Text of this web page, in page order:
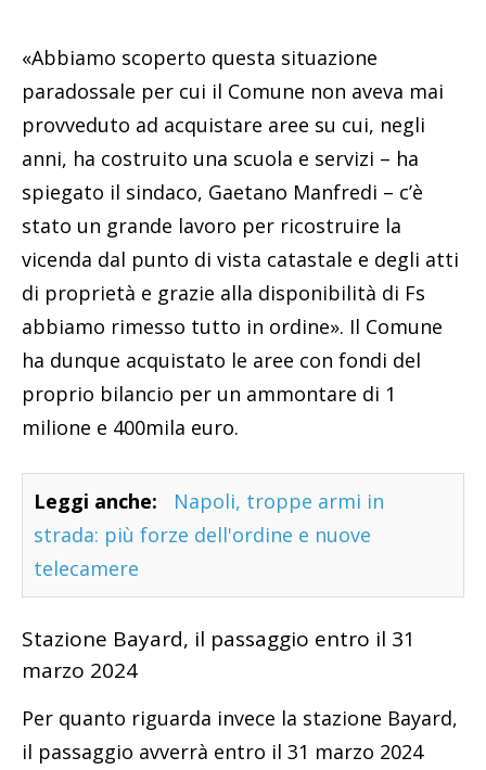
«Abbiamo scoperto questa situazione
paradossale per cui il Comune non aveva mai
provveduto ad acquistare aree su cui, negli
anni, ha costruito una scuola e servizi – ha
spiegato il sindaco, Gaetano Manfredi – c’è
stato un grande lavoro per ricostruire la
vicenda dal punto di vista catastale e degli atti
di proprietà e grazie alla disponibilità di Fs
abbiamo rimesso tutto in ordine». Il Comune
ha dunque acquistato le aree con fondi del
proprio bilancio per un ammontare di 1
milione e 400mila euro.
Leggi anche:
Napoli, troppe armi in
strada: più forze dell'ordine e nuove
telecamere
Stazione Bayard, il passaggio entro il 31
marzo 2024
Per quanto riguarda invece la stazione Bayard,
il passaggio avverrà entro il 31 marzo 2024